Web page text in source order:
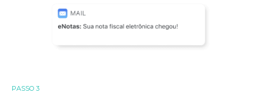
PASSO 3